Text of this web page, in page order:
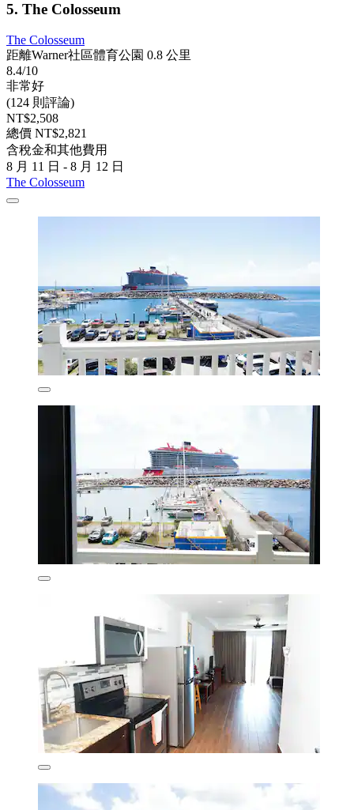
5. The Colosseum
The Colosseum
距離Warner社區體育公園 0.8 公里
8.4/10
非常好
(124 則評論)
NT$2,508
總價 NT$2,821
含稅金和其他費用
8 月 11 日 - 8 月 12 日
The Colosseum